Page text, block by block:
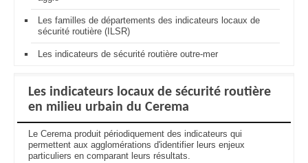
Les familles de départements des indicateurs locaux de
sécurité routière (ILSR)
Les indicateurs de sécurité routière outre-mer
Les indicateurs locaux de sécurité routière
en milieu urbain du Cerema
Le Cerema produit périodiquement des indicateurs qui
permettent aux agglomérations d'identifier leurs enjeux
particuliers en comparant leurs résultats.